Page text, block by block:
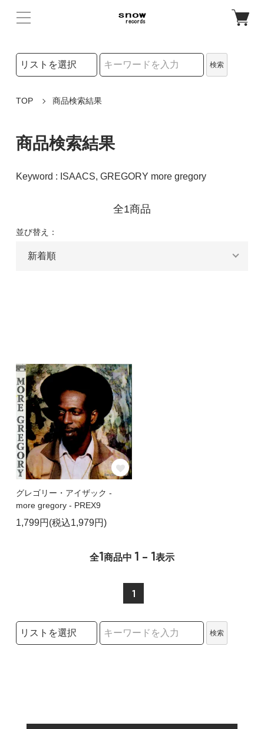
検索リストの選択
検索
TOP 商品検索結果
商品検索結果
Keyword : ISAACS, GREGORY more gregory
全1商品
並び替え：
グレゴリー・アイザック -
more gregory - PREX9
1,799円(税込1,979円)
全1商品中 1 - 1表示
1
検索リストの選択
検索